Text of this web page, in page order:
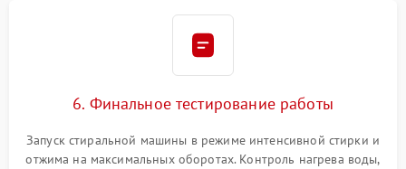
6. Финальное тестирование работы
Запуск стиральной машины в режиме интенсивной стирки и
отжима на максимальных оборотах. Контроль нагрева воды,